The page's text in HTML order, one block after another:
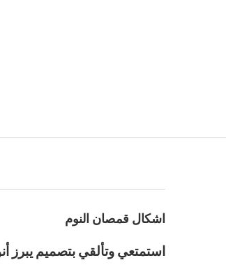
اشكال قمصان النوم
استمتعي وتألقي بتصميم يبرز